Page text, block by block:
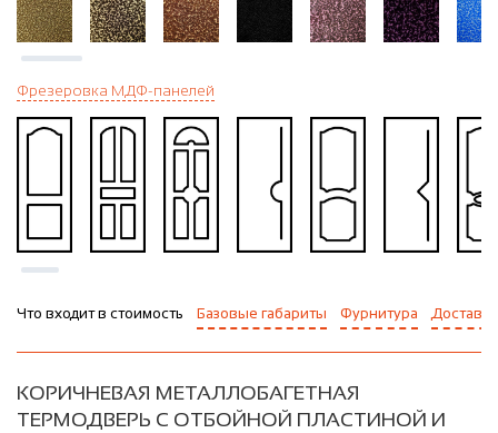
Фрезеровка МДФ-панелей
Что входит в стоимость Базовые габариты Фурнитура Доставка
КОРИЧНЕВАЯ МЕТАЛЛОБАГЕТНАЯ
ТЕРМОДВЕРЬ С ОТБОЙНОЙ ПЛАСТИНОЙ И